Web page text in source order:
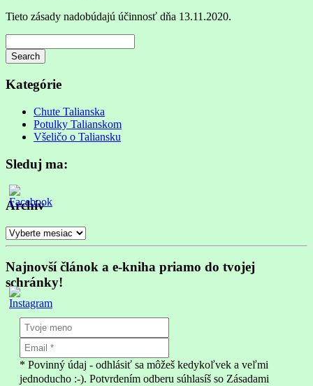
Tieto zásady nadobúdajú účinnosť dňa 13.11.2020.
Search
is
progress
Kategórie
Chute Talianska
Potulky Talianskom
Všeličo o Taliansku
Sleduj ma:
Archív
Archív
Najnovší článok a e-kniha priamo do tvojej
schránky!
* Povinný údaj - odhlásiť sa môžeš kedykoľvek a veľmi
jednoducho :-). Potvrdením odberu súhlasíš so Zásadami